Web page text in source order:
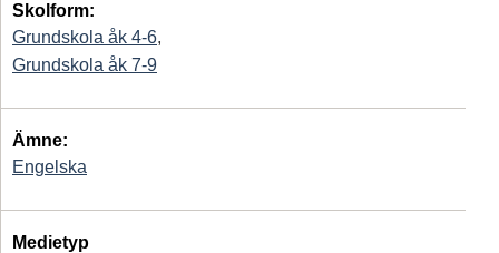
Skolform:
Grundskola åk 4-6,
Grundskola åk 7-9
Ämne:
Engelska
Medietyp